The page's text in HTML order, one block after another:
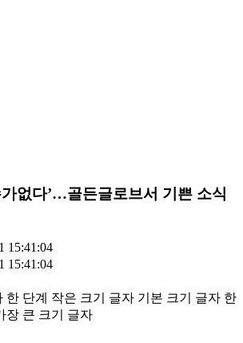
가없다’…골든글로브서 기쁜 소식
15:41:04
15:41:04
한 단계 작은 크기 글자 기본 크기 글자 한
장 큰 크기 글자